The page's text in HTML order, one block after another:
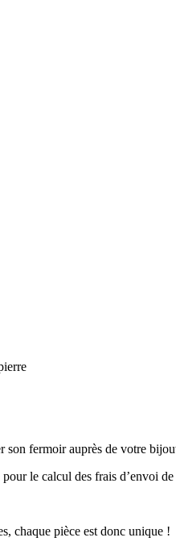
son fermoir auprès de votre
le calcul des frais d’envoi
chaque pièce est donc unique !